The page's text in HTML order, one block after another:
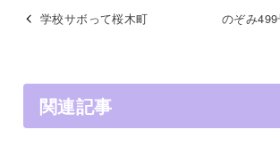
学校サボって桜木町 のぞみ
関連記事